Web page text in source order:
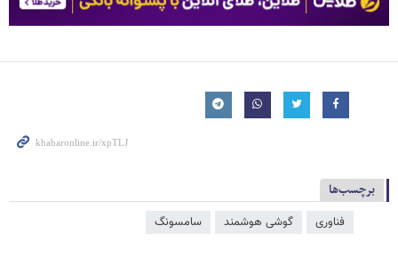
برچسب‌ها
فناوری گوشی هوشمند سامسونگ